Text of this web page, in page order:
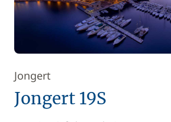
Jongert
Jongert 19S